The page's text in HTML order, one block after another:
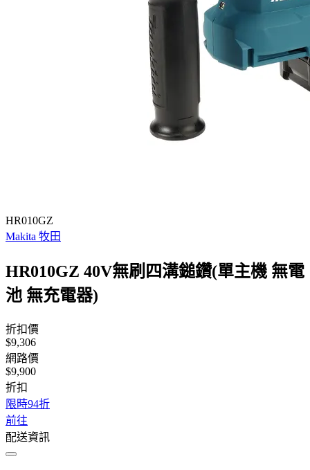
HR010GZ
Makita 牧田
HR010GZ 40V無刷四溝鎚鑽(單主機 無電
池 無充電器)
折扣價
$9,306
網路價
$9,900
折扣
限時94折
前往
配送資訊